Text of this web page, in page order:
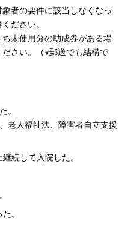
者の要件に該当しなくなっ
ださい。
未使用分の助成券がある場
さい。（※郵送でも結構で
。
老人福祉法、障害者自立支援
続して入院した。
。